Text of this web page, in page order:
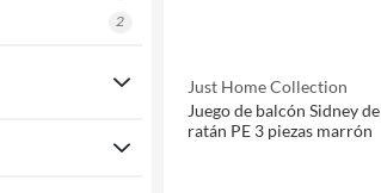
2
Just Home Collection
Juego de balcón Sidney de
ratán PE 3 piezas marrón